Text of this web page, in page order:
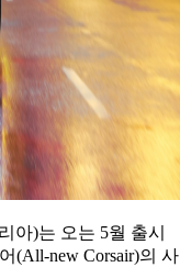
아)는 오는 5월 출시
(All-new Corsair)의 사